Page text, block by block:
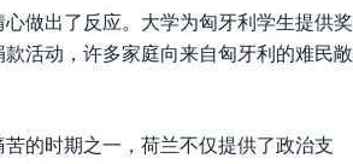
做出了反应。大学为匈牙利学生提供奖
活动，许多家庭向来自匈牙利的难民敞
的时期之一，荷兰不仅提供了政治支